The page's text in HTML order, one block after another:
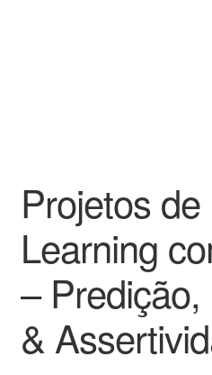
Projetos
Learning
–
&